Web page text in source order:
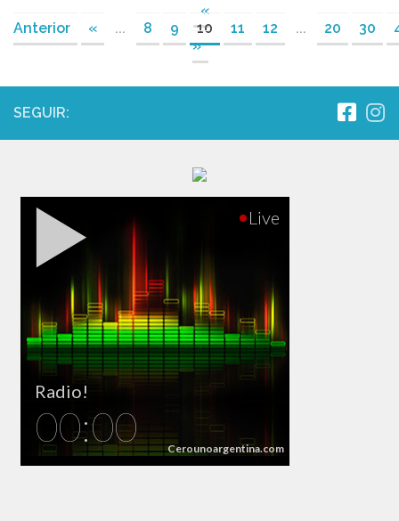
«
Anterior
« ... 8 9 10 11 12 ... 20 30
»
SEGUIR: